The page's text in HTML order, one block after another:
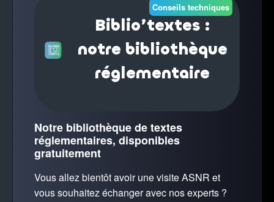
Conseils techniques
Biblio’textes :
notre bibliothèque
réglementaire
Notre bibliothèque de textes
réglementaires, disponibles
gratuitement
Vous allez bientôt avoir une visite ASNR et
vous souhaitez échanger avec nos experts ?